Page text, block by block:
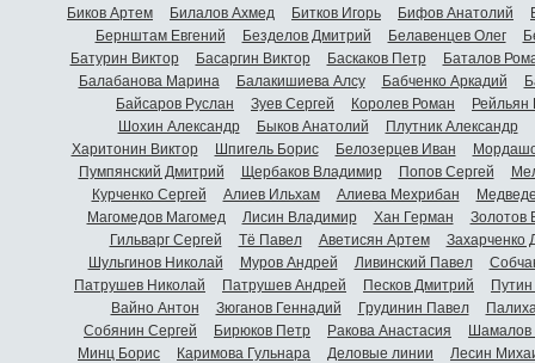
Биков Артем
Билалов Ахмед Битков Игорь Бифов Анатолий
Бернштам Евгений
Безделов Дмитрий Белавенцев Олег
Батурин Виктор
Басаргин Виктор Баскаков Петр
Баталов
Балабанова Марина
Балакишиева Алсу Бабченко Аркадий
Байсаров Руслан
Зуев Сергей Королев Роман
Шохин Александр
Быков Анатолий Плутник Александр
Харитонин Виктор
Шпигель Борис Белозерцев Иван
Пумпянский Дмитрий
Щербаков Владимир Попов Сергей
Курченко Сергей
Алиев Ильхам Алиева Мехрибан
Магомедов Магомед
Лисин Владимир Хан Герман
Золотов
Гильварг Сергей
Тё Павел Аветисян Артем
Захарченко
Шульгинов Николай
Муров Андрей Ливинский Павел
Патрушев Николай
Патрушев Андрей Песков Дмитрий
Вайно Антон
Зюганов Геннадий Грудинин Павел
Собянин Сергей
Бирюков Петр Ракова Анастасия
Шамалов
Минц Борис
Каримова Гульнара Деловые линии
Лесин